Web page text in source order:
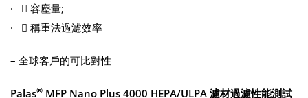
·  容塵量;
·  稱重法過濾效率
– 全球客戶的可比對性
Palas® MFP Nano Plus 4000 HEPA/ULPA 濾材過濾性能測試